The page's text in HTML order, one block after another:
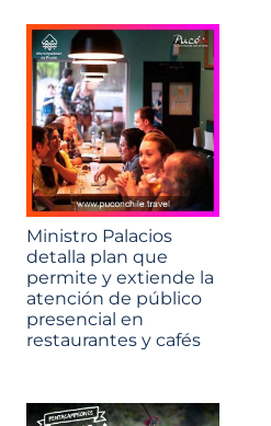
Ministro Palacios
detalla plan que
permite y extiende la
atención de público
presencial en
restaurantes y cafés